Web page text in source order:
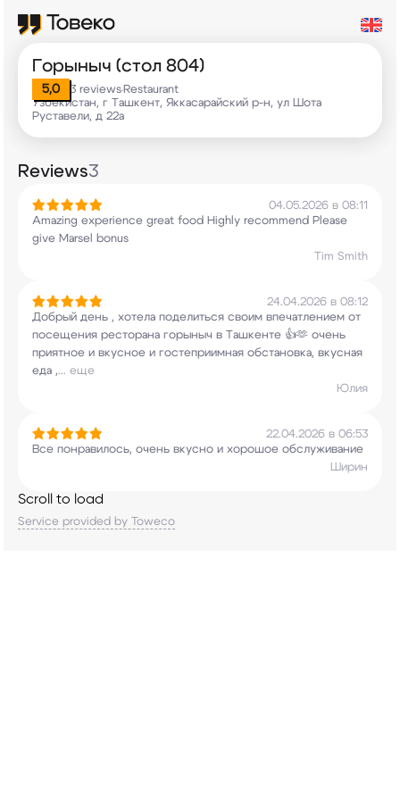
Горыныч (стол 804)
5,0 3 reviews•Restaurant
Узбекистан, г Ташкент, Яккасарайский р-н, ул Шота
Руставели, д 22a
Reviews3
04.05.2026 в 08:11
Amazing experience great food Highly recommend Please
give Marsel bonus
Tim Smith
24.04.2026 в 08:12
Добрый день , хотела поделиться своим впечатлением от
посещения ресторана горыныч в Ташкенте 👍🫶 очень
приятное и вкусное и гостеприимная обстановка, вкусная
еда ,... еще
Юлия
22.04.2026 в 06:53
Все понравилось, очень вкусно и хорошое обслуживание
Ширин
Scroll to load
Service provided by Toweco